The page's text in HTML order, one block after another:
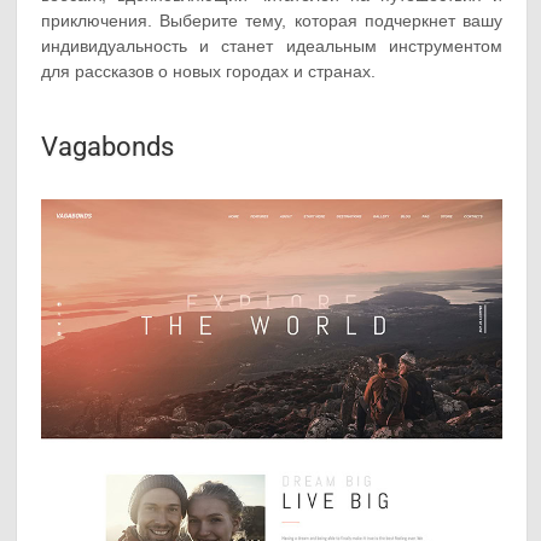
приключения. Выберите тему, которая подчеркнет вашу
индивидуальность и станет идеальным инструментом
для рассказов о новых городах и странах.
Vagabonds